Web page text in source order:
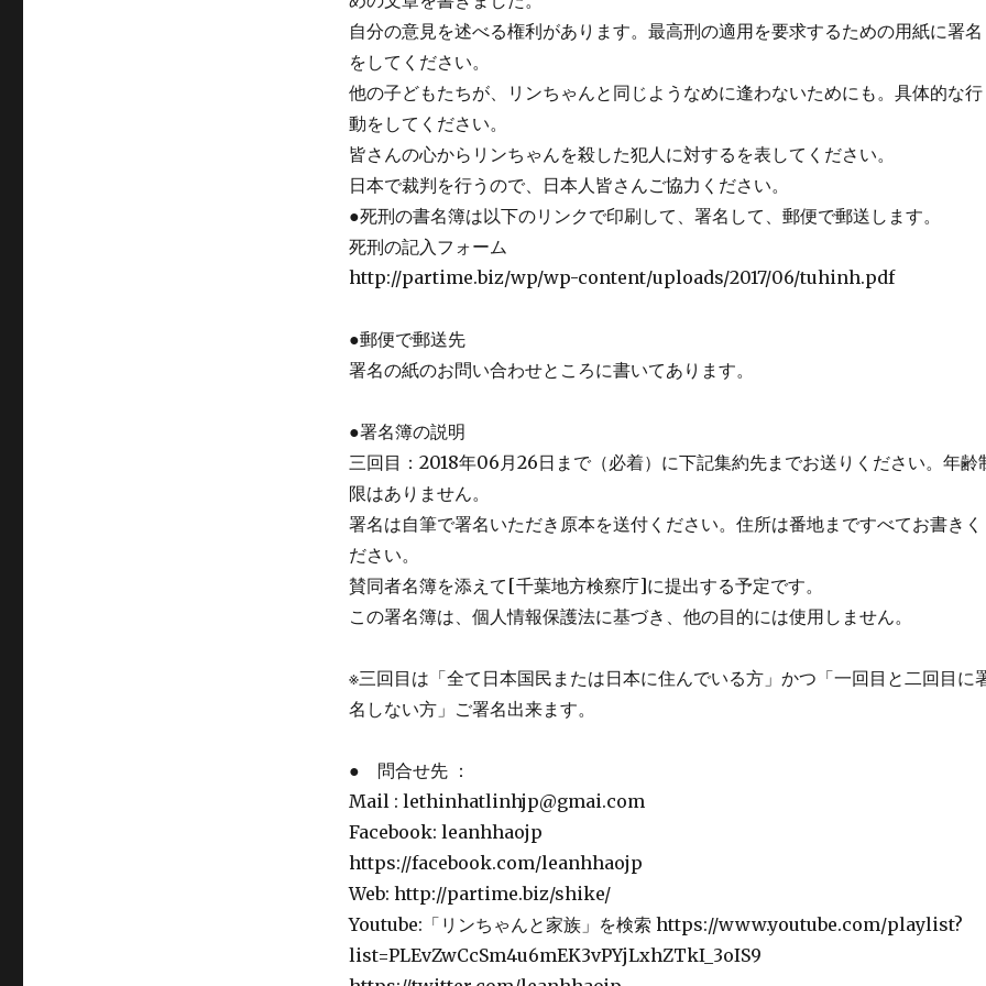
自分の意見を述べる権利があります。最高刑の適用を要求するための用紙に署名
をしてください。
他の子どもたちが、リンちゃんと同じようなめに逢わないためにも。具体的な行
動をしてください。
皆さんの心からリンちゃんを殺した犯人に対するを表してください。
日本で裁判を行うので、日本人皆さんご協力ください。
●死刑の書名簿は以下のリンクで印刷して、署名して、郵便で郵送します。
死刑の記入フォーム
http://partime.biz/wp/wp-content/uploads/2017/06/tuhinh.pdf
●郵便で郵送先
署名の紙のお問い合わせところに書いてあります。
●署名簿の説明
三回目：2018年06月26日まで（必着）に下記集約先までお送りください。年齢
限はありません。
署名は自筆で署名いただき原本を送付ください。住所は番地まですべてお書きく
ださい。
賛同者名簿を添えて[千葉地方検察庁]に提出する予定です。
この署名簿は、個人情報保護法に基づき、他の目的には使用しません。
※三回目は「全て日本国民または日本に住んでいる方」かつ「一回目と二回目に
名しない方」ご署名出来ます。
● 問合せ先 ：
Mail : lethinhatlinhjp@gmai.com
Facebook: leanhhaojp
https://facebook.com/leanhhaojp
Web: http://partime.biz/shike/
Youtube:「リンちゃんと家族」を検索 https://www.youtube.com/playlist?
list=PLEvZwCcSm4u6mEK3vPYjLxhZTkI_3oIS9